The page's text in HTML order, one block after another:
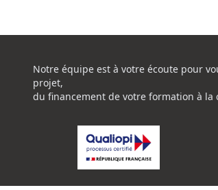
Notre équipe est à votre écoute pour
projet,
du financement de votre formation à